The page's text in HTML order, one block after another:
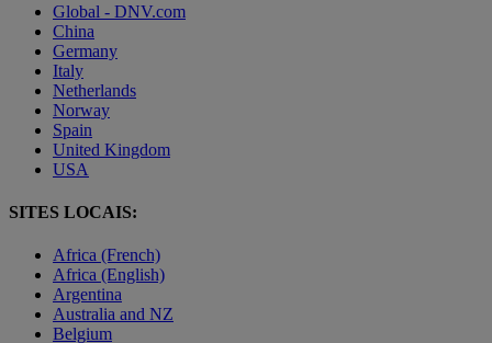
Global - DNV.com
China
Germany
Italy
Netherlands
Norway
Spain
United Kingdom
USA
SITES LOCAIS:
Africa (French)
Africa (English)
Argentina
Australia and NZ
Belgium